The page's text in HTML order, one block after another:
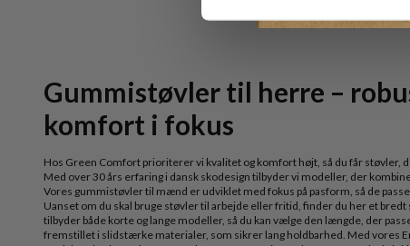
Gummistøvler til herre –
komfort i fokus
Hos Green Comfort prioriterer vi kvalitet og komfort højt, så du får støvler,
Med over 30 års erfaring i dansk skodesign tilbyder vi modeller, der
Vores gummistøvler til mænd er udviklet med fokus på pasform, så de
Uanset om du skal bruge støvler til arbejde eller fritid, finder du her et
tilbyder både korte og lange modeller, så du kan vælge den længde, der
fremstillet i slidstærke materialer, som sikrer lang holdbarhed. Med vores